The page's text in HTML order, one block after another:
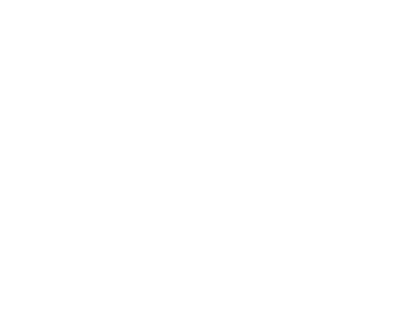
봉우리에선 별로 보이는 것이 없네? ㅎㅎㅎㅎㅎ 국사봉에